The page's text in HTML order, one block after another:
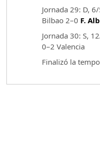
Jornada 29: D,
Bilbao 2–0 F.
Jornada 30: S,
0–2 Valencia
Finalizó la